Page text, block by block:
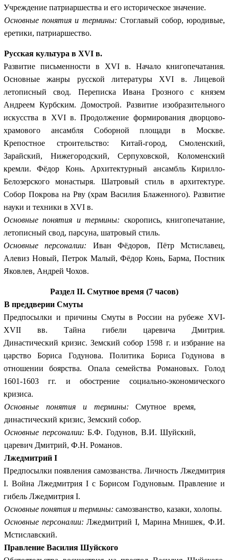
Учреждение патриаршества и его историческое значение.
Основные понятия и термины: Стоглавый собор, юродивые,
еретики, патриаршество.
Русская культура в XVI в.
Развитие письменности в XVI в. Начало книгопечатания.
Основные жанры русской литературы XVI в. Лицевой
летописный свод. Переписка Ивана Грозного с князем
Андреем Курбским. Домострой. Развитие изобразительного
искусства в XVI в. Продолжение формирования дворцово-
храмового ансамбля Соборной площади в Москве.
Крепостное строительство: Китай-город, Смоленский,
Зарайский, Нижегородский, Серпуховской, Коломенский
кремли. Фёдор Конь. Архитектурный ансамбль Кирилло-
Белозерского монастыря. Шатровый стиль в архитектуре.
Собор Покрова на Рву (храм Василия Блаженного). Развитие
науки и техники в XVI в.
Основные понятия и термины: скоропись, книгопечатание,
летописный свод, парсуна, шатровый стиль.
Основные персоналии: Иван Фёдоров, Пётр Мстиславец,
Алевиз Новый, Петрок Малый, Фёдор Конь, Барма, Постник
Яковлев, Андрей Чохов.
Раздел II. Смутное время (7 часов)
В преддверии Смуты
Предпосылки и причины Смуты в России на рубеже XVI-
XVII вв. Тайна гибели царевича Дмитрия.
Династический кризис. Земский собор 1598 г. и избрание на
царство Бориса Годунова. Политика Бориса Годунова в
отношении боярства. Опала семейства Романовых. Голод
1601-1603 гг. и обострение социально-экономического
кризиса.
Основные понятия и термины: Смутное время,
династический кризис, Земский собор.
Основные персоналии:Б.Ф. Годунов, В.И. Шуйский,
царевич Дмитрий, Ф.Н. Романов.
Лжедмитрий I
Предпосылки появления самозванства. Личность Лжедмитрия
I. Война Лжедмитрия I с Борисом Годуновым. Правление и
гибель Лжедмитрия I.
Основные понятия и термины: самозванство, казаки, холопы.
Основные персоналии:Лжедмитрий I, Марина Мнишек, Ф.И.
Мстиславский.
Правление Василия Шуйского